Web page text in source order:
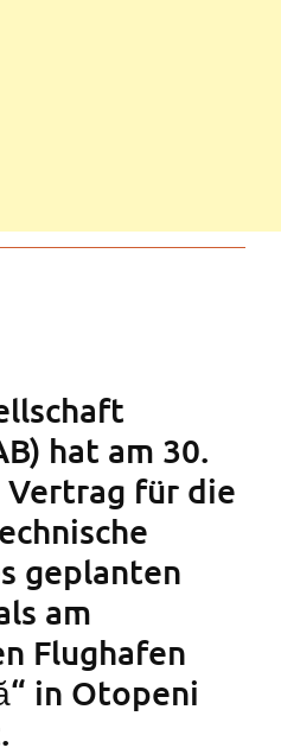
hat am 30.
Vertrag für die
geplanten
am
Flughafen
in Otopeni